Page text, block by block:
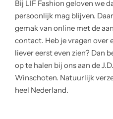
Bij LIF Fashion geloven we
persoonlijk mag blijven.
gemak van online met de
contact. Heb je vragen over
liever eerst even zien? Dan
op te halen bij ons aan de
Winschoten. Natuurlijk
heel Nederland.